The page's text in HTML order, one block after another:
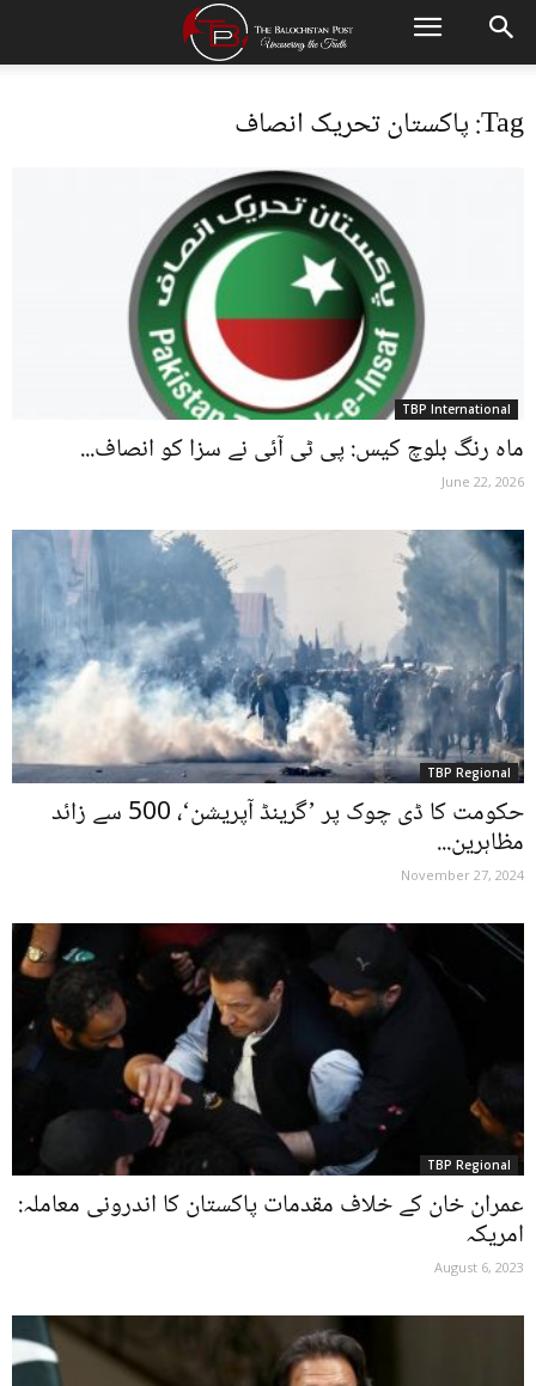
Tag: پاکستان تحریک انصاف
TBP International
ماہ رنگ بلوچ کیس: پی ٹی آئی نے سزا کو انصاف...
June 22, 2026
TBP Regional
حکومت کا ڈی چوک پر ’گرینڈ آپریشن‘، 500 سے زائد
مظاہرین...
November 27, 2024
TBP Regional
عمران خان کے خلاف مقدمات پاکستان کا اندرونی معاملہ:
امریکہ
August 6, 2023